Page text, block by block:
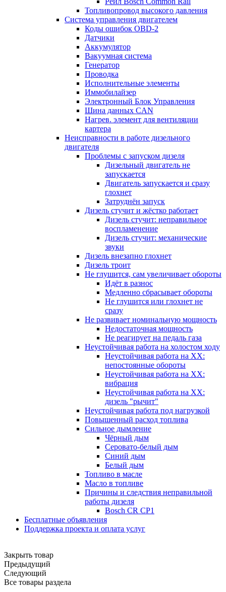
Топливопровод высокого давления
Система управления двигателем
Коды ошибок OBD-2
Датчики
Аккумулятор
Вакуумная система
Генератор
Проводка
Исполнительные элементы
Иммобилайзер
Электронный Блок Управления
Шина данных CAN
Нагрев. элемент для вентиляции
картера
Неисправности в работе дизельного
двигателя
Проблемы с запуском дизеля
Дизельный двигатель не
запускается
Двигатель запускается и сразу
глохнет
Затруднён запуск
Дизель стучит и жёстко работает
Дизель стучит: неправильное
воспламенение
Дизель стучит: механические
звуки
Дизель внезапно глохнет
Дизель троит
Не глушится, сам увеличивает обороты
Идёт в разнос
Медленно сбрасывает обороты
Не глушится или глохнет не
сразу
Не развивает номинальную мощность
Недостаточная мощность
Не реагирует на педаль газа
Неустойчивая работа на холостом ходу
Неустойчивая работа на ХХ:
непостоянные обороты
Неустойчивая работа на ХХ:
вибрация
Неустойчивая работа на ХХ:
дизель "рычит"
Неустойчивая работа под нагрузкой
Повышенный расход топлива
Сильное дымление
Чёрный дым
Серовато-белый дым
Синий дым
Белый дым
Топливо в масле
Масло в топливе
Причины и следствия неправильной
работы дизеля
Bosch CR CP1
Бесплатные объявления
Поддержка проекта и оплата услуг
Закрыть товар
Предыдущий
Следующий
Все товары раздела